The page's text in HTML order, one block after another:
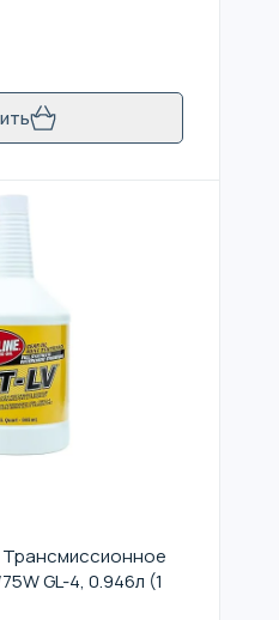
Трансмиссионное
GL-4, 0.946л (1